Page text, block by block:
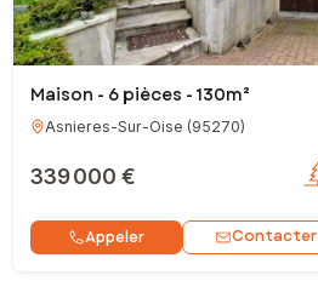
Maison - 6 pièces - 130m²
Asnieres-Sur-Oise (95270)
339 000 €
Appeler Contacter